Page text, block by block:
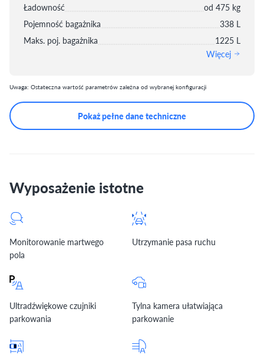
Ładowność
od 475 kg
Pojemność bagażnika
338 L
Maks. poj. bagażnika
1225 L
Więcej
Uwaga: Ostateczna wartość parametrów zależna od wybranej konfiguracji
Pokaż pełne dane techniczne
Wyposażenie istotne
Monitorowanie martwego
pola
Utrzymanie pasa ruchu
Ultradźwiękowe czujniki
parkowania
Tylna kamera ułatwiająca
parkowanie